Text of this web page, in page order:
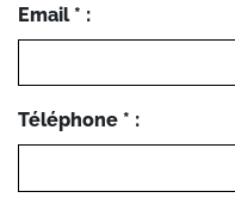
Email * :
Téléphone * :